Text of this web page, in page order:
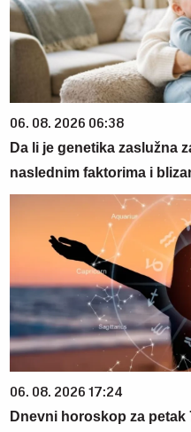
06. 08. 2026 06:38
Da li je genetika zaslužna
naslednim faktorima i
06. 08. 2026 17:24
Dnevni horoskop za